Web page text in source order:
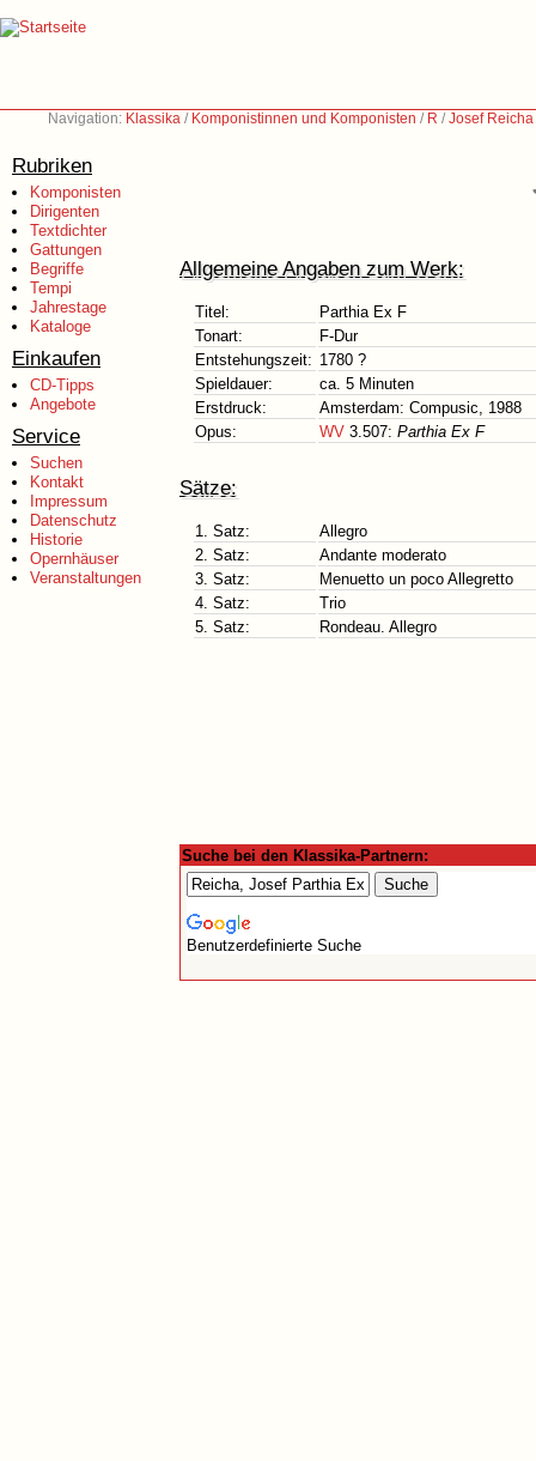
Navigation: Klassika / Komponistinnen und Komponisten / R /Josef
Rubriken
Komponisten
Dirigenten
Textdichter
Gattungen
Begriffe
Tempi
Jahrestage
Kataloge
Einkaufen
CD-Tipps
Angebote
Service
Suchen
Kontakt
Impressum
Datenschutz
Historie
Opernhäuser
Veranstaltungen
Allgemeine Angaben zum Werk:
Titel:
Parthia Ex F
Tonart:
F-Dur
Entstehungszeit: 1780 ?
Spieldauer:
ca. 5 Minuten
Erstdruck:
Amsterdam: Compusic, 1988
Opus:
WV 3.507: Parthia Ex F
Sätze:
1. Satz:
Allegro
2. Satz:
Andante moderato
3. Satz:
Menuetto un poco Allegretto
4. Satz:
Trio
5. Satz:
Rondeau. Allegro
Suche bei den Klassika-Partnern:
Benutzerdefinierte Suche